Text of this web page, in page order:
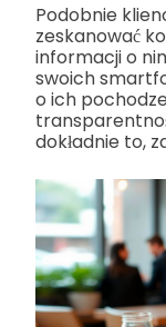
Podobnie
zeskanować
informacji o
swoich
o ich
dokładnie to,